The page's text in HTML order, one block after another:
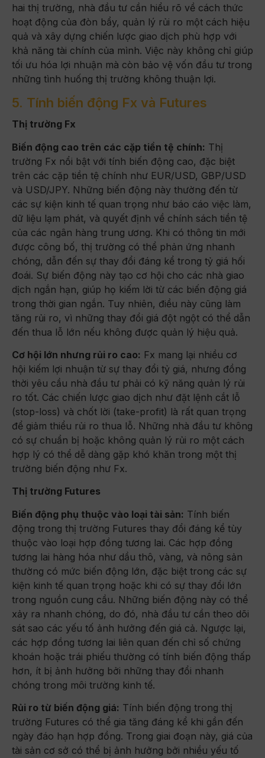
hai thị trường, nhà đầu tư cần hiểu rõ về cách thức
hoạt động của đòn bẩy, quản lý rủi ro một cách hiệu
quả và xây dựng chiến lược giao dịch phù hợp với
khả năng tài chính của mình. Việc này không chỉ giúp
tối ưu hóa lợi nhuận mà còn bảo vệ vốn đầu tư trong
những tình huống thị trường không thuận lợi.
5. Tính biến động Fx và Futures
Thị trường Fx
Biến động cao trên các cặp tiền tệ chính: Thị
trường Fx nổi bật với tính biến động cao, đặc biệt
trên các cặp tiền tệ chính như EUR/USD, GBP/USD
và USD/JPY. Những biến động này thường đến từ
các sự kiện kinh tế quan trọng như báo cáo việc làm,
dữ liệu lạm phát, và quyết định về chính sách tiền tệ
của các ngân hàng trung ương. Khi có thông tin mới
được công bố, thị trường có thể phản ứng nhanh
chóng, dẫn đến sự thay đổi đáng kể trong tỷ giá hối
đoái. Sự biến động này tạo cơ hội cho các nhà giao
dịch ngắn hạn, giúp họ kiếm lời từ các biến động giá
trong thời gian ngắn. Tuy nhiên, điều này cũng làm
tăng rủi ro, vì những thay đổi giá đột ngột có thể dẫn
đến thua lỗ lớn nếu không được quản lý hiệu quả.
Cơ hội lớn nhưng rủi ro cao: Fx mang lại nhiều cơ
hội kiếm lợi nhuận từ sự thay đổi tỷ giá, nhưng đồng
thời yêu cầu nhà đầu tư phải có kỹ năng quản lý rủi
ro tốt. Các chiến lược giao dịch như đặt lệnh cắt lỗ
(stop-loss) và chốt lời (take-profit) là rất quan trọng
để giảm thiểu rủi ro thua lỗ. Những nhà đầu tư không
có sự chuẩn bị hoặc không quản lý rủi ro một cách
hợp lý có thể dễ dàng gặp khó khăn trong một thị
trường biến động như Fx.
Thị trường Futures
Biến động phụ thuộc vào loại tài sản: Tính biến
động trong thị trường Futures thay đổi đáng kể tùy
thuộc vào loại hợp đồng tương lai. Các hợp đồng
tương lai hàng hóa như dầu thô, vàng, và nông sản
thường có mức biến động lớn, đặc biệt trong các sự
kiện kinh tế quan trọng hoặc khi có sự thay đổi lớn
trong nguồn cung cầu. Những biến động này có thể
xảy ra nhanh chóng, do đó, nhà đầu tư cần theo dõi
sát sao các yếu tố ảnh hưởng đến giá cả. Ngược lại,
các hợp đồng tương lai liên quan đến chỉ số chứng
khoán hoặc trái phiếu thường có tính biến động thấp
hơn, ít bị ảnh hưởng bởi những thay đổi nhanh
chóng trong môi trường kinh tế.
Rủi ro từ biến động giá: Tính biến động trong thị
trường Futures có thể gia tăng đáng kể khi gần đến
ngày đáo hạn hợp đồng. Trong giai đoạn này, giá của
tài sản cơ sở có thể bị ảnh hưởng bởi nhiều yếu tố